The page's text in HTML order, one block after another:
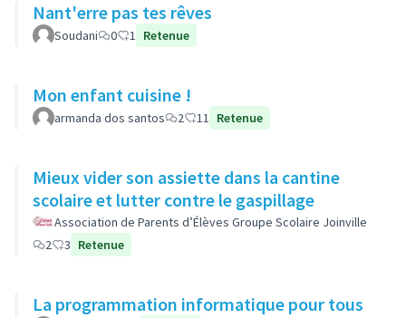
Nant'erre pas tes rêves
Soudani 0 1 Retenue
Mon enfant cuisine !
armanda dos santos 2 11 Retenue
Mieux vider son assiette dans la cantine
scolaire et lutter contre le gaspillage
Association de Parents d’Élèves Groupe Scolaire Joinville
2
3 Retenue
La programmation informatique pour tous